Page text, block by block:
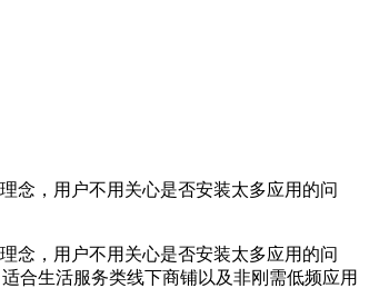
念，用户不用关心是否安装太多应用的问
念，用户不用关心是否安装太多应用的问
合生活服务类线下商铺以及非刚需低频应用